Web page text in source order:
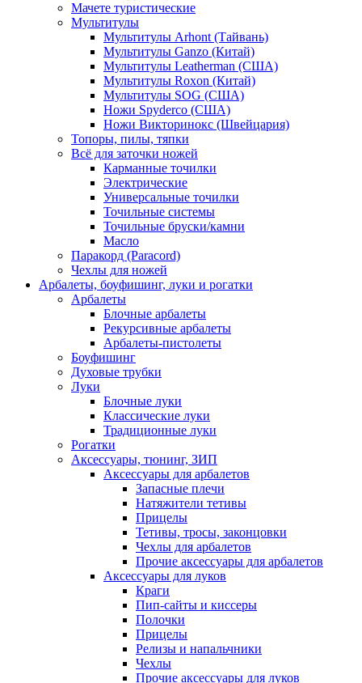
Мачете туристические
Мультитулы
Мультитулы Arhont (Тайвань)
Мультитулы Ganzo (Китай)
Мультитулы Leatherman (США)
Мультитулы Roxon (Китай)
Мультитулы SOG (США)
Ножи Spyderco (США)
Ножи Викторинокс (Швейцария)
Топоры, пилы, тяпки
Всё для заточки ножей
Карманные точилки
Электрические
Универсальные точилки
Точильные системы
Точильные бруски/камни
Масло
Паракорд (Paracord)
Чехлы для ножей
Арбалеты, боуфишинг, луки и рогатки
Арбалеты
Блочные арбалеты
Рекурсивные арбалеты
Арбалеты-пистолеты
Боуфишинг
Духовые трубки
Луки
Блочные луки
Классические луки
Традиционные луки
Рогатки
Аксессуары, тюнинг, ЗИП
Аксессуары для арбалетов
Запасные плечи
Натяжители тетивы
Прицелы
Тетивы, тросы, законцовки
Чехлы для арбалетов
Прочие аксессуары для арбалетов
Аксессуары для луков
Краги
Пип-сайты и киссеры
Полочки
Прицелы
Релизы и напальчники
Чехлы
Прочие аксессуары для луков